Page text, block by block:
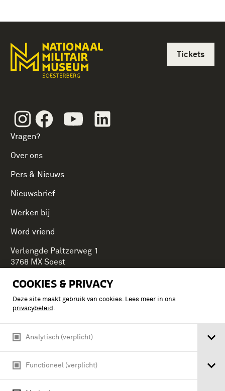
COOKIES & PRIVACY
Deze site maakt gebruik van cookies. Lees meer in ons
privacybeleid .
Analytisch (verplicht)
Functioneel (verplicht)
InstagramFacebookYoutube
Vragen?
Over ons
Pers & Nieuws
Nieuwsbrief
Werken bij
Word vriend
Tickets
Verlengde Paltzerweg 1
3768 MX Soest
Onderdeel van Stichting Koninklijke Defensiemusea,